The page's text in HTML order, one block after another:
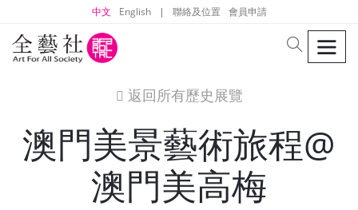
中文 English | 聯絡及位置 會員申請
search
icon
返回所有歷史展覽
澳門美景藝術旅程@
澳門美高梅